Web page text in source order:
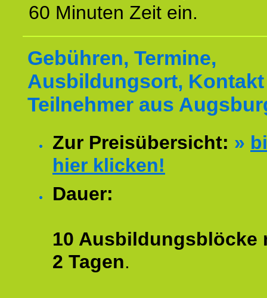
60 Minuten Zeit ein.
Gebühren, Termine,
Ausbildungsort,
Teilnehmer aus
Zur Preisübersicht: »
hier klicken!
Dauer:
10 Ausbildungsblöcke
2 Tagen.